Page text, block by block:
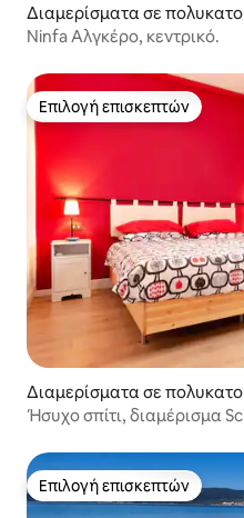
Διαμερίσματα σε
λγκέρο
Ninfa Αλγκέρο, κεντρικό.
Επιλογή επισκεπτών
Επιλογή επισκεπτών
Διαμερίσματα σε
orto Torres
Ήσυχο σπίτι, διαμέρισμα
Επιλογή επισκεπτών
Επιλογή επισκεπτών